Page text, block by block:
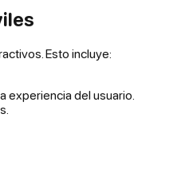
Esto incluye:
experiencia del usuario.